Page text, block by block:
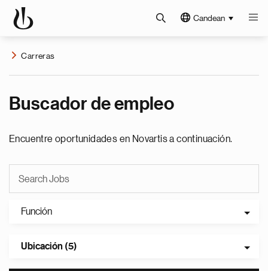
Candean
Carreras
Buscador de empleo
Encuentre oportunidades en Novartis a continuación.
Función
Ubicación (5)